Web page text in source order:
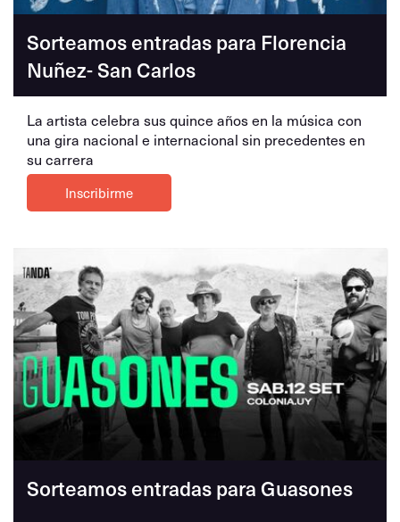
Sorteamos entradas para Florencia
Nuñez- San Carlos
La artista celebra sus quince años en la música con
una gira nacional e internacional sin precedentes en
su carrera
Inscribirme
Sorteamos entradas para Guasones